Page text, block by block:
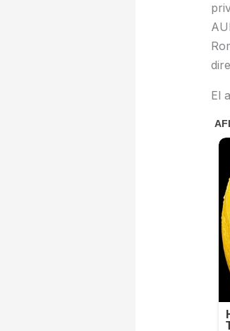
El